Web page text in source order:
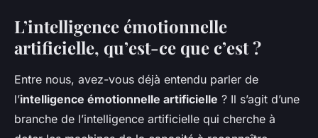
L’intelligence émotionnelle
artificielle, qu’est-ce que c’est ?
Entre nous, avez-vous déjà entendu parler de
l’intelligence émotionnelle artificielle ? Il s’agit d’une
branche de l’intelligence artificielle qui cherche à